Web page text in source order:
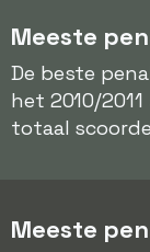
Meeste
De beste
het 2010/
totaal
Meeste